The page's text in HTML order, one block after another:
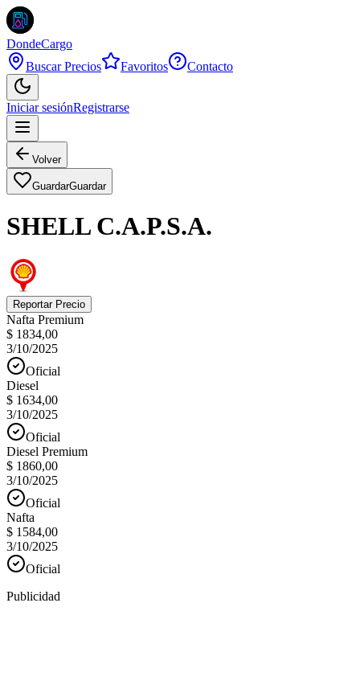
DondeCargo
Buscar Precios
Favoritos Contacto
Iniciar sesiónRegistrarse
Volver
GuardarGuardar
SHELL C.A.P.S.A.
Reportar Precio
Nafta Premium
$ 1834,00
3/10/2025
Oficial
Diesel
$ 1634,00
3/10/2025
Oficial
Diesel Premium
$ 1860,00
3/10/2025
Oficial
Nafta
$ 1584,00
3/10/2025
Oficial
Publicidad